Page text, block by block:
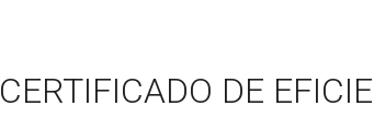
CERTIFICADO DE